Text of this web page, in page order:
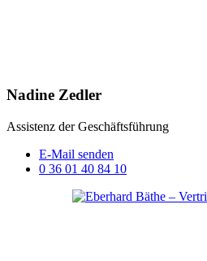
Nadine Zedler
Assistenz der Geschäftsführung
E-Mail senden
0 36 01 40 84 10